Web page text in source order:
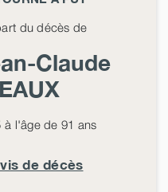
du décès de
Claude
à l'âge de 91 ans
de décès